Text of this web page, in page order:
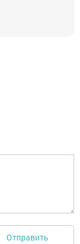
Отправить